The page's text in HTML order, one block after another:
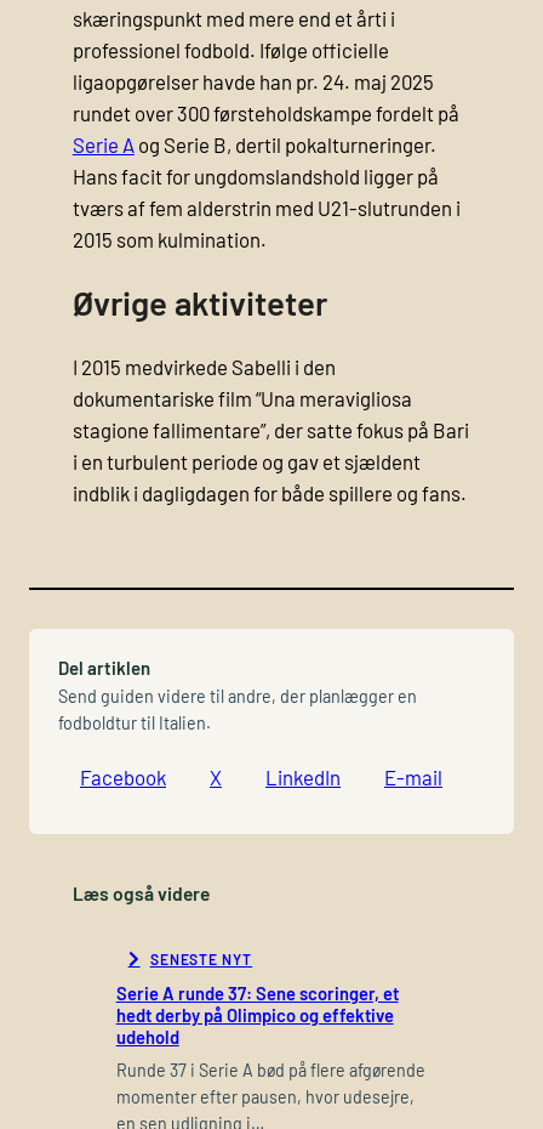
skæringspunkt med mere end et årti i
professionel fodbold. Ifølge officielle
ligaopgørelser havde han pr. 24. maj 2025
rundet over 300 førsteholdskampe fordelt på
Serie A og Serie B, dertil pokalturneringer.
Hans facit for ungdomslandshold ligger på
tværs af fem alderstrin med U21‐slutrunden i
2015 som kulmination.
Øvrige aktiviteter
I 2015 medvirkede Sabelli i den
dokumentariske film “Una meravigliosa
stagione fallimentare”, der satte fokus på Bari
i en turbulent periode og gav et sjældent
indblik i dagligdagen for både spillere og fans.
Del artiklen
Send guiden videre til andre, der planlægger en
fodboldtur til Italien.
Facebook X LinkedIn E-mail
Læs også videre
SENESTE NYT
Serie A runde 37: Sene scoringer, et
hedt derby på Olimpico og effektive
udehold
Runde 37 i Serie A bød på flere afgørende
momenter efter pausen, hvor udesejre,
en sen udligning i…